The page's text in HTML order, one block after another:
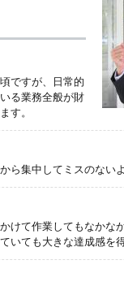
ですが、日常的
る業務全般が財
す。
集中してミスのない
て作業してもなかな
ても大きな達成感を